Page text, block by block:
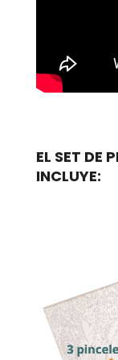
EL SET DE
INCLUYE: